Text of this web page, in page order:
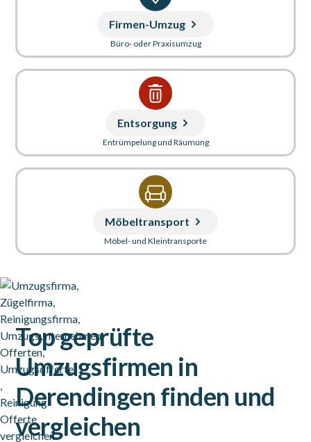
Firmen-Umzug
Büro- oder Praxisumzug
Entsorgung
Entrümpelung und Räumung
Möbeltransport
Möbel- und Kleintransporte
Top geprüfte
Umzugsfirmen in
Derendingen finden und
vergleichen